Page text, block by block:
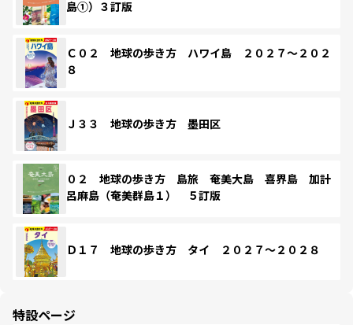
島①）３訂版
Ｃ０２ 地球の歩き方 ハワイ島 ２０２７～２０２
８
Ｊ３３ 地球の歩き方 墨田区
０２ 地球の歩き方 島旅 奄美大島 喜界島 加計
呂麻島（奄美群島１） ５訂版
Ｄ１７ 地球の歩き方 タイ ２０２７～２０２８
特設ページ